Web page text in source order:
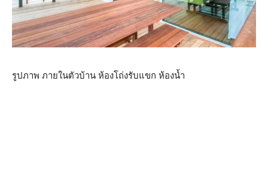
รูปภาพ ภายในตัวบ้าน ห้องโถ่งรับแขก ห้องน้ำ